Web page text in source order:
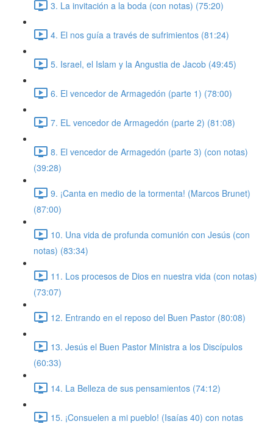
3. La invitación a la boda (con notas) (75:20)
4. El nos guía a través de sufrimientos (81:24)
5. Israel, el Islam y la Angustia de Jacob (49:45)
6. El vencedor de Armagedón (parte 1) (78:00)
7. EL vencedor de Armagedón (parte 2) (81:08)
8. El vencedor de Armagedón (parte 3) (con notas)
(39:28)
9. ¡Canta en medio de la tormenta! (Marcos Brunet)
(87:00)
10. Una vida de profunda comunión con Jesús (con
notas) (83:34)
11. Los procesos de Dios en nuestra vida (con notas)
(73:07)
12. Entrando en el reposo del Buen Pastor (80:08)
13. Jesús el Buen Pastor Ministra a los Discípulos
(60:33)
14. La Belleza de sus pensamientos (74:12)
15. ¡Consuelen a mi pueblo! (Isaías 40) con notas